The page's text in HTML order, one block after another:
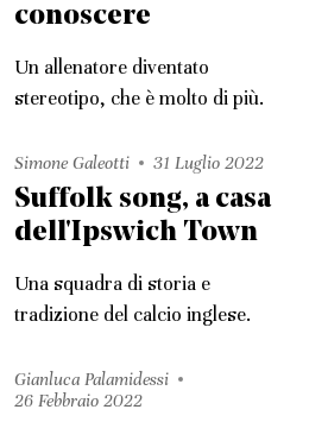
conoscere
Un allenatore diventato
stereotipo, che è molto di più.
Simone Galeotti 31 Luglio 2022
Suffolk song, a casa
dell'Ipswich Town
Una squadra di storia e
tradizione del calcio inglese.
Gianluca Palamidessi
26 Febbraio 2022